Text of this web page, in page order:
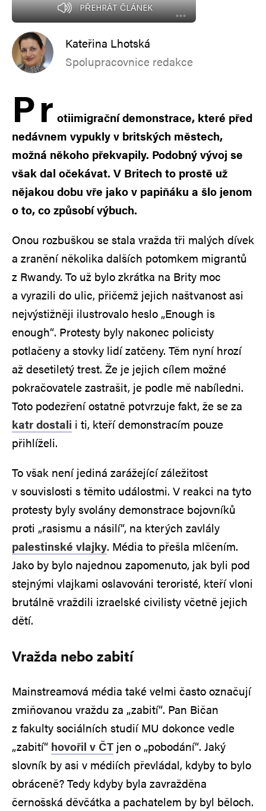
PŘEHRÁT ČLÁNEK
Kateřina Lhotská
Spolupracovnice redakce
Pr otiimigrační demonstrace, které před
nedávnem vypukly v britských městech,
možná někoho překvapily. Podobný vývoj se
však dal očekávat. V Britech to prostě už
nějakou dobu vře jako v papiňáku a šlo jenom
o to, co způsobí výbuch.
Onou rozbuškou se stala vražda tři malých dívek
a zranění několika dalších potomkem migrantů
z Rwandy. To už bylo zkrátka na Brity moc
a vyrazili do ulic, přičemž jejich naštvanost asi
nejvýstižněji ilustrovalo heslo „Enough is
enough“. Protesty byly nakonec policisty
potlačeny a stovky lidí zatčeny. Těm nyní hrozí
až desetiletý trest. Že je jejich cílem možné
pokračovatele zastrašit, je podle mě nabíledni.
Toto podezření ostatně potvrzuje fakt, že se za
katr dostali i ti, kteří demonstracím pouze
přihlíželi.
To však není jediná zarážející záležitost
v souvislosti s těmito událostmi. V reakci na tyto
protesty byly svolány demonstrace bojovníků
proti „rasismu a násilí“, na kterých zavlály
palestinské vlajky. Média to přešla mlčením.
Jako by bylo najednou zapomenuto, jak byli pod
stejnými vlajkami oslavováni teroristé, kteří vloni
brutálně vraždili izraelské civilisty včetně jejich
dětí.
Vražda nebo zabití
Mainstreamová média také velmi často označují
zmiňovanou vraždu za „zabití“. Pan Bičan
z fakulty sociálních studií MU dokonce vedle
„zabití“ hovořil v ČT jen o „pobodání“. Jaký
slovník by asi v médiích převládal, kdyby to bylo
obráceně? Tedy kdyby byla zavražděna
černošská děvčátka a pachatelem by byl běloch.